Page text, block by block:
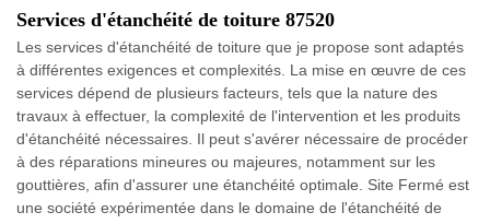
Services d'étanchéité de toiture 87520
Les services d'étanchéité de toiture que je propose sont adaptés
à différentes exigences et complexités. La mise en œuvre de ces
services dépend de plusieurs facteurs, tels que la nature des
travaux à effectuer, la complexité de l'intervention et les produits
d'étanchéité nécessaires. Il peut s'avérer nécessaire de procéder
à des réparations mineures ou majeures, notamment sur les
gouttières, afin d'assurer une étanchéité optimale. Site Fermé est
une société expérimentée dans le domaine de l'étanchéité de